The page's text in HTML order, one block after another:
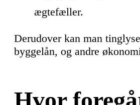
ægtefæller.
Derudover kan man
byggelån, og andre
Hvor